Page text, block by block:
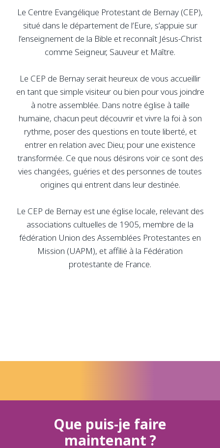
Le Centre Evangélique Protestant de Bernay (CEP),
situé dans le département de l’Eure, s’appuie sur
l’enseignement de la Bible et reconnaît Jésus-Christ
comme Seigneur, Sauveur et Maître.
Le CEP de Bernay serait heureux de vous accueillir
en tant que simple visiteur ou bien pour vous joindre
à notre assemblée. Dans notre église à taille
humaine, chacun peut découvrir et vivre la foi à son
rythme, poser des questions en toute liberté, et
entrer en relation avec Dieu; pour une existence
transformée. Ce que nous désirons voir ce sont des
vies changées, guéries et des personnes de toutes
origines qui entrent dans leur destinée.
Le CEP de Bernay est une église locale, relevant des
associations cultuelles de 1905, membre de la
fédération Union des Assemblées Protestantes en
Mission (UAPM), et affilié à la Fédération
protestante de France.
Que puis-je faire
maintenant ?